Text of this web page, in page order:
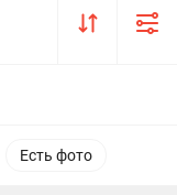
Есть фото